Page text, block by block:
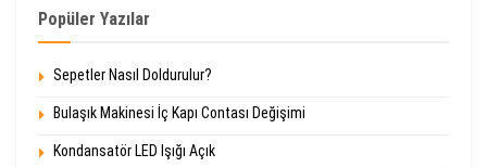
Popüler Yazılar
Sepetler Nasıl Doldurulur?
Bulaşık Makinesi İç Kapı Contası Değişimi
Kondansatör LED Işığı Açık